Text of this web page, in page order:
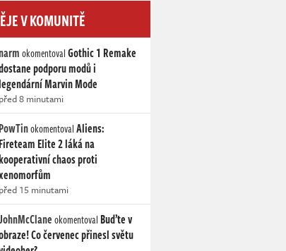
V KOMUNITĚ
okomentovalGothic 1 Remake
podporu modů i
Marvin Mode
před 8 minutami
PowTinokomentovalAliens:
Fireteam Elite 2 láká na
chaos proti
před 15 minutami
okomentoval Buďte v
Co červenec přinesl světu